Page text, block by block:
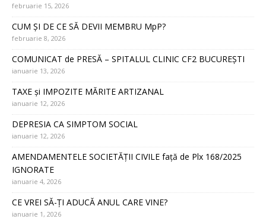
februarie 15, 2026
CUM ȘI DE CE SĂ DEVII MEMBRU MpP?
februarie 8, 2026
COMUNICAT de PRESĂ – SPITALUL CLINIC CF2 BUCUREȘTI
ianuarie 13, 2026
TAXE și IMPOZITE MĂRITE ARTIZANAL
ianuarie 12, 2026
DEPRESIA CA SIMPTOM SOCIAL
ianuarie 12, 2026
AMENDAMENTELE SOCIETĂȚII CIVILE față de Plx 168/2025
IGNORATE
ianuarie 4, 2026
CE VREI SĂ-ȚI ADUCĂ ANUL CARE VINE?
ianuarie 1, 2026